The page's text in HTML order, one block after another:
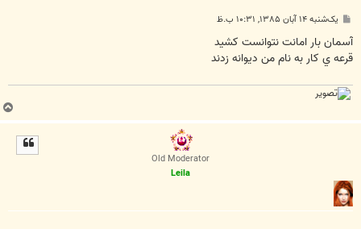
پ
ت
یک‌شنبه ۱۴ آبان ۱۳۸۵, ۱۰:۳۱ ب.ظ
آسمان بار امانت نتوانست کشيد
قرعه ي کار به نام من ديوانه زدند
ب
ا
Old Moderator
Leila